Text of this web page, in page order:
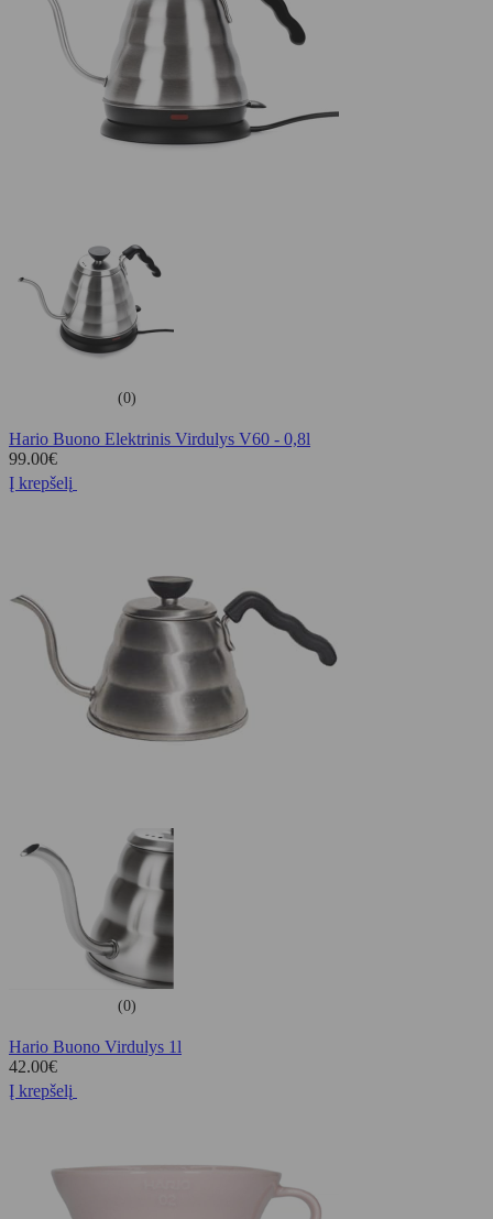
(0)
Hario Buono Elektrinis Virdulys V60 - 0,8l
99.00€
Į krepšelį
(0)
Hario Buono Virdulys 1l
42.00€
Į krepšelį